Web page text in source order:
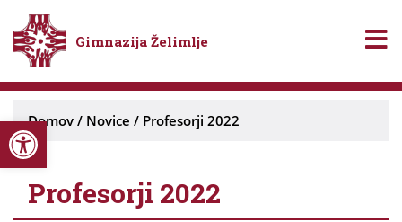
Open toolbar
Gimnazija Želimlje
Domov / Novice / Profesorji 2022
Profesorji 2022